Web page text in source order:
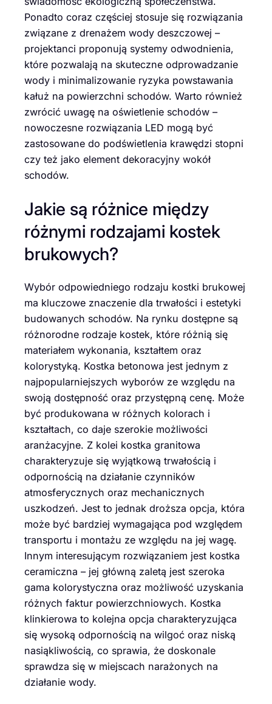
Ponadto coraz częściej stosuje się rozwiązania
związane z drenażem wody deszczowej –
projektanci proponują systemy odwodnienia,
które pozwalają na skuteczne odprowadzanie
wody i minimalizowanie ryzyka powstawania
kałuż na powierzchni schodów. Warto również
zwrócić uwagę na oświetlenie schodów –
nowoczesne rozwiązania LED mogą być
zastosowane do podświetlenia krawędzi stopni
czy też jako element dekoracyjny wokół
schodów.
Jakie są różnice między
różnymi rodzajami kostek
brukowych?
Wybór odpowiedniego rodzaju kostki brukowej
ma kluczowe znaczenie dla trwałości i estetyki
budowanych schodów. Na rynku dostępne są
różnorodne rodzaje kostek, które różnią się
materiałem wykonania, kształtem oraz
kolorystyką. Kostka betonowa jest jednym z
najpopularniejszych wyborów ze względu na
swoją dostępność oraz przystępną cenę. Może
być produkowana w różnych kolorach i
kształtach, co daje szerokie możliwości
aranżacyjne. Z kolei kostka granitowa
charakteryzuje się wyjątkową trwałością i
odpornością na działanie czynników
atmosferycznych oraz mechanicznych
uszkodzeń. Jest to jednak droższa opcja, która
może być bardziej wymagająca pod względem
transportu i montażu ze względu na jej wagę.
Innym interesującym rozwiązaniem jest kostka
ceramiczna – jej główną zaletą jest szeroka
gama kolorystyczna oraz możliwość uzyskania
różnych faktur powierzchniowych. Kostka
klinkierowa to kolejna opcja charakteryzująca
się wysoką odpornością na wilgoć oraz niską
nasiąkliwością, co sprawia, że doskonale
sprawdza się w miejscach narażonych na
działanie wody.